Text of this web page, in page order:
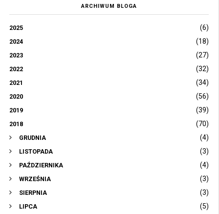
ARCHIWUM BLOGA
2025 (6)
2024 (18)
2023 (27)
2022 (32)
2021 (34)
2020 (56)
2019 (39)
2018 (70)
GRUDNIA (4)
LISTOPADA (3)
PAŹDZIERNIKA (4)
WRZEŚNIA (3)
SIERPNIA (3)
LIPCA (5)